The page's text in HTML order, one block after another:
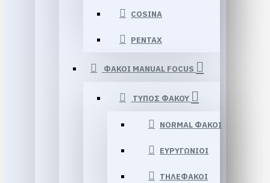
COSINA
PENTAX
ΦΑΚΟΙ MANUAL FOCUS
ΤΥΠΟΣ ΦΑΚΟΥ
NORMAL ΦΑΚΟΙ
ΕΥΡΥΓΩΝΙΟΙ
ΤΗΛΕΦΑΚΟΙ